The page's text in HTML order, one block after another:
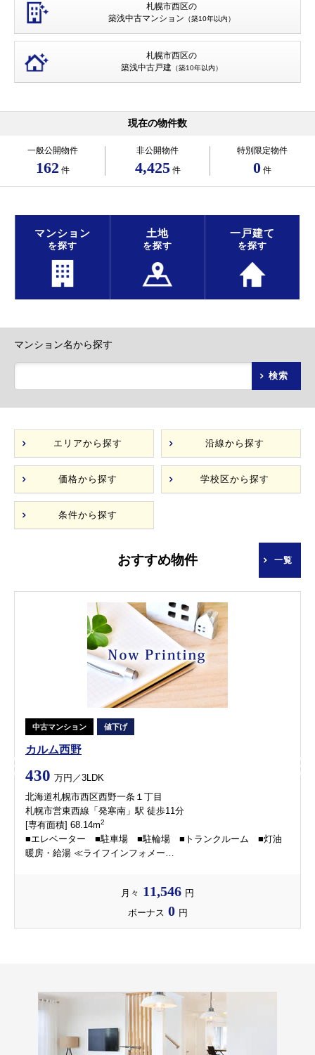
札幌市西区の
築浅中古マンション （築10年以内）
札幌市西区の
築浅中古戸建 （築10年以内）
現在の物件数
一般公開物件
162 件
非公開物件
4,425 件
特別限定物件
0 件
マンション
を探す
土地
を探す
一戸建て
を探す
マンション名から探す
検索
エリアから探す 沿線から探す
価格から探す 学校区から探す
条件から探す
おすすめ物件 一覧
中古マンション 値下げ
カルム西野
430 万円／3LDK
北海道札幌市西区西野一条１丁目
札幌市営東西線「発寒南」駅 徒歩11分
[専有面積] 68.14m2
■エレベーター ■駐車場 ■駐輪場 ■トランクルーム ■灯油
暖房・給湯 ≪ライフインフォメー…
月々 11,546 円
ボーナス 0 円